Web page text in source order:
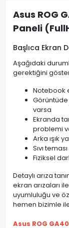
Asus ROG
Paneli
Başlıca Ekran
Aşağıdaki
gerektiğini
Notebook
varsa
Ekranda
problemi
Arka ışık
Sıvı
Fiziksel
Detaylı arıza
ekran arızaları
uyumluluğu ve
hemen bizimle
Asus ROG